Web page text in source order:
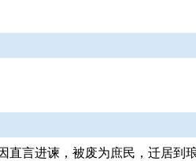
言进谏，被废为庶民，迁居